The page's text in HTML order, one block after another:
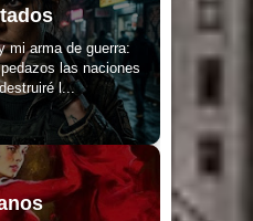
mi arma de guerra:
las naciones
l...